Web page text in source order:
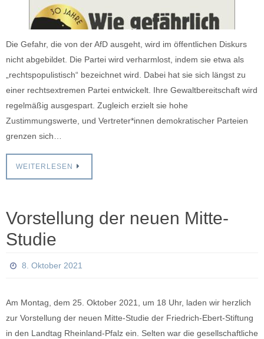
Die Gefahr, die von der AfD ausgeht, wird im öffentlichen Diskurs
nicht abgebildet. Die Partei wird verharmlost, indem sie etwa als
„rechtspopulistisch“ bezeichnet wird. Dabei hat sie sich längst zu
einer rechtsextremen Partei entwickelt. Ihre Gewaltbereitschaft wird
regelmäßig ausgespart. Zugleich erzielt sie hohe
Zustimmungswerte, und Vertreter*innen demokratischer Parteien
grenzen sich…
WEITERLESEN
Vorstellung der neuen Mitte-
Studie
8. Oktober 2021
Am Montag, dem 25. Oktober 2021, um 18 Uhr, laden wir herzlich
zur Vorstellung der neuen Mitte-Studie der Friedrich-Ebert-Stiftung
in den Landtag Rheinland-Pfalz ein. Selten war die gesellschaftliche